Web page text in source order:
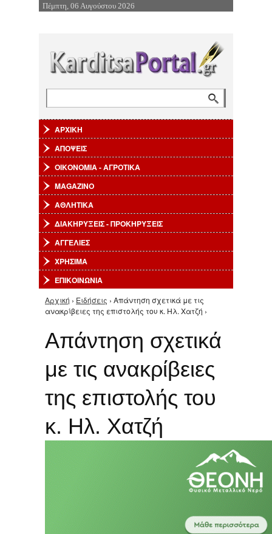
Επιστροφή στην Πλοήγηση
Πέμπτη, 06 Αυγούστου 2026
ΑΡΧΙΚΗ
ΑΠΟΨΕΙΣ
ΟΙΚΟΝΟΜΙΑ - ΑΓΡΟΤΙΚΑ
MAGAZINO
ΑΘΛΗΤΙΚΑ
ΔΙΑΚΗΡΥΞΕΙΣ - ΠΡΟΚΗΡΥΞΕΙΣ
ΑΓΓΕΛΙΕΣ
ΧΡΗΣΙΜΑ
ΕΠΙΚΟΙΝΩΝΙΑ
Είστε εδώ
Αρχική › Ειδήσεις › Απάντηση σχετικά με τις
ανακρίβειες της επιστολής του κ. Ηλ. Χατζή ›
Απάντηση σχετικά
με τις ανακρίβειες
της επιστολής του
κ. Ηλ. Χατζή